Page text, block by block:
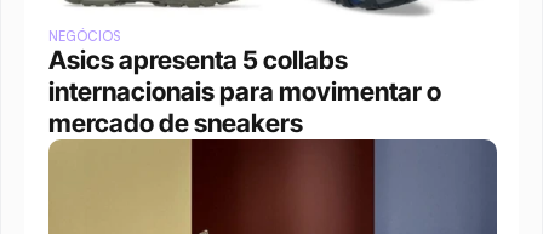
NEGÓCIOS
Asics apresenta 5 collabs
internacionais para movimentar o
mercado de sneakers